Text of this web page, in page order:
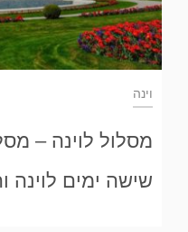
וינה
מסלול לוינה –
שישה ימים לוינה